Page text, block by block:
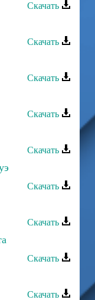
Скачать
Скачать
Скачать
Скачать
Скачать
Скачать
Скачать
Скачать
Скачать